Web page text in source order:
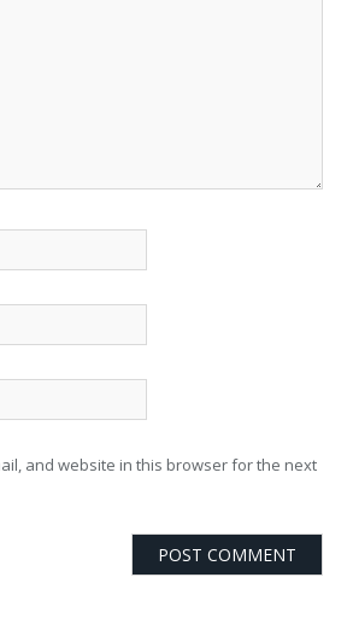
and website in this browser for the next